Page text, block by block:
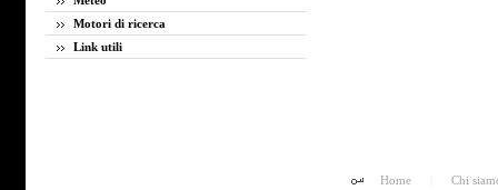
Motori di ricerca
Link utili
Home Chi